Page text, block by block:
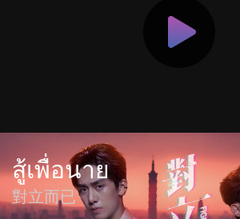
สู้เพื่อนาย
對立而已